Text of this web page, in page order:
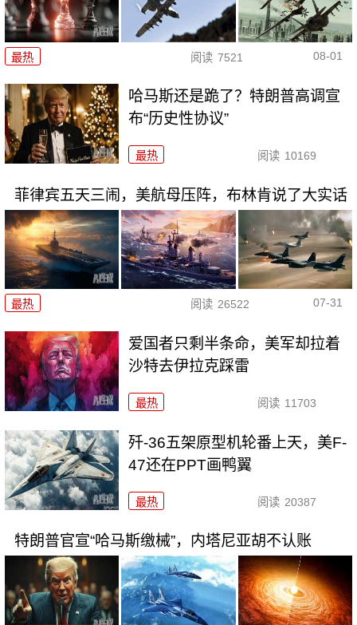
最热 阅读 7521 08-01
哈马斯还是跪了？特朗普高调宣
布“历史性协议”
最热 阅读 10169
菲律宾五天三闹，美航母压阵，布林肯说了大实话
最热 阅读 26522 07-31
爱国者只剩半条命，美军却拉着
沙特去伊拉克踩雷
最热 阅读 11703
歼-36五架原型机轮番上天，美F-
47还在PPT画鸭翼
最热 阅读 20387
特朗普官宣“哈马斯缴械”，内塔尼亚胡不认账